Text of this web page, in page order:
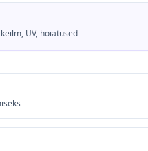
UV, hoiatused